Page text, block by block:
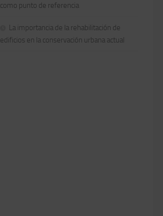
como punto de referencia
La importancia de la rehabilitación de
edificios en la conservación urbana actual